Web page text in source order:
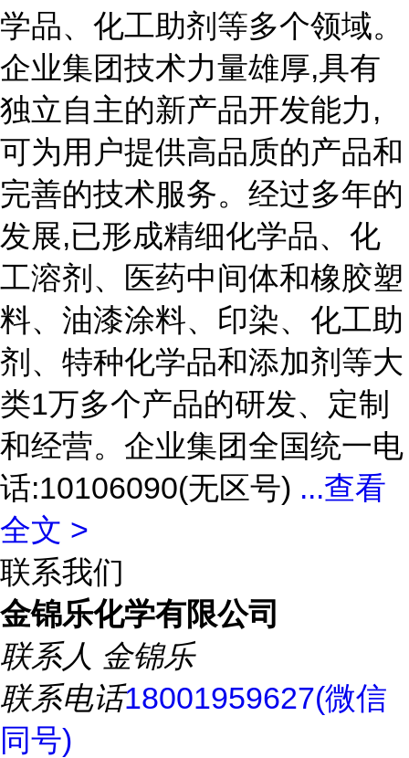
学品、化工助剂等多个领域。
企业集团技术力量雄厚,具有
独立自主的新产品开发能力,
可为用户提供高品质的产品和
完善的技术服务。经过多年的
发展,已形成精细化学品、化
工溶剂、医药中间体和橡胶塑
料、油漆涂料、印染、化工助
剂、特种化学品和添加剂等大
类1万多个产品的研发、定制
和经营。企业集团全国统一电
话:10106090(无区号) ...查看
全文 >
联系我们
金锦乐化学有限公司
联系人 金锦乐
联系电话18001959627(微信
同号)